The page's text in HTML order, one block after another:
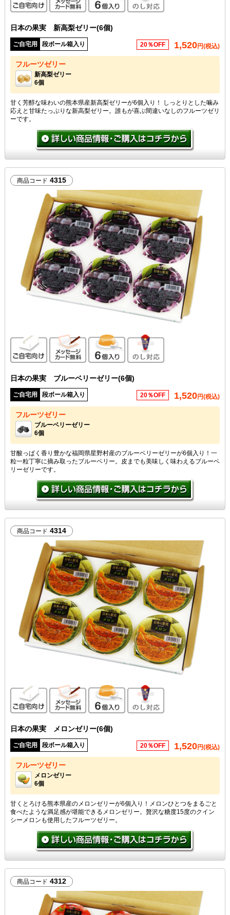
日本の果実 新高梨ゼリー(6個)
ご自宅用 段ボール箱入り 20％OFF 1,520円(税込)
フルーツゼリー
新高梨ゼリー
6個
甘く芳醇な味わいの熊本県産新高梨ゼリーが6個入り！ しっとりとした噛み
応えと甘味たっぷりな新高梨ゼリー。誰もが喜ぶ間違いなしのフルーツゼリ
ーです。
商品コード 4315
ご自宅向けメッセージカード無料
6個入り のし対応
日本の果実 ブルーベリーゼリー(6個)
ご自宅用 段ボール箱入り 20％OFF 1,520円(税込)
フルーツゼリー
ブルーベリーゼリー
6個
甘酸っぱく香り豊かな福岡県星野村産のブルーベリーゼリーが6個入り！一
粒一粒丁寧に摘み取ったブルーベリー。皮までも美味しく味わえるブルーベ
リーゼリーです。
商品コード 4314
ご自宅向けメッセージカード無料
6個入り のし対応
日本の果実 メロンゼリー(6個)
ご自宅用 段ボール箱入り 20％OFF 1,520円(税込)
フルーツゼリー
メロンゼリー
6個
甘くとろける熊本県産のメロンゼリーが6個入り！メロンひとつをまるごと
食べたような満足感が堪能できるメロンゼリー。贅沢な糖度15度のクイン
シーメロンも使用したフルーツゼリー。
商品コード 4312